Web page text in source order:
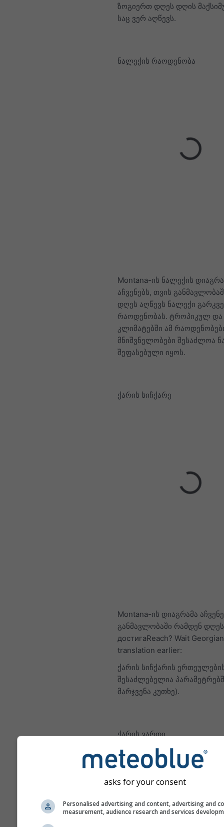
ზოგიერთ დღეს დღის
საც ვერ აღწევს.
ნალექის რაოდენობა
Montana-ის ნალექის
აჩვენებს, თვის
დღეს აღწევს ნალექი
რაოდენობას. ტროპიკულ და
კლიმატებში ამ
მნიშვნელობები შესაძლოა
შეფასებული იყოს.
ქარის სიჩქარე
Montana-ის დიაგრამა
განმავლობაში რამდენ დღეს
достигаReach? Wait Georgian
translation earlier:
ქარის სიჩქარის
შესაძლებელია
მარჯვენა კუთხე).
ქარის ვარდი
asks for your consent
Personalised advertising and content, advertising and
measurement, audience research and services